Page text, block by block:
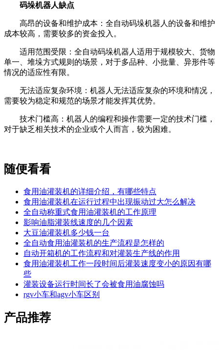
码垛机器人缺点
高昂的设备和维护成本：全自动码垛机器人的设备和维护
成本较高，需要较多的资金投入。
适用范围受限：全自动码垛机器人适用于规模较大、货物
单一、堆垛方式规则的场景，对于多品种、小批量、异形件等
情况的适应性有限。
无法适应复杂环境：机器人无法适应复杂的环境和情况，
需要较为稳定和规范的场景才能发挥其优势。
技术门槛高：机器人的编程和操作需要一定的技术门槛，
对于缺乏相关技术的企业或个人而言，较为困难。
随便看看
食用油灌装机的详细介绍，有哪些特点
食用油灌装机在运行过程中出现振动过大怎么解决
全自动称重式食用油灌装机的工作原理
影响油脂灌装线速度的几个因素
大豆油灌装机多少钱一台
全自动食用油灌装机的生产流程是怎样的
自动开箱机的工作流程和对灌装生产线的作用
食用油灌装机工作一段时间后灌装速度变小的原因有哪
些
灌装设备运行时间长了会被食用油腐蚀吗
rgv小车和agv小车区别
产品推荐